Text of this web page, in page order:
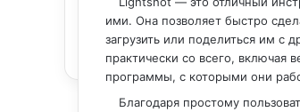
ими. Она позволяет быстро
загрузить или поделиться им
практически со всего,
программы, с которыми они
Благодаря простому